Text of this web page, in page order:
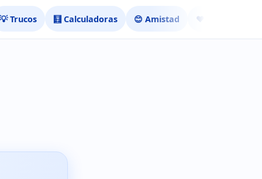
💡 Trucos 🧮 Calculadoras 😊 Amistad ❤️ Ligar